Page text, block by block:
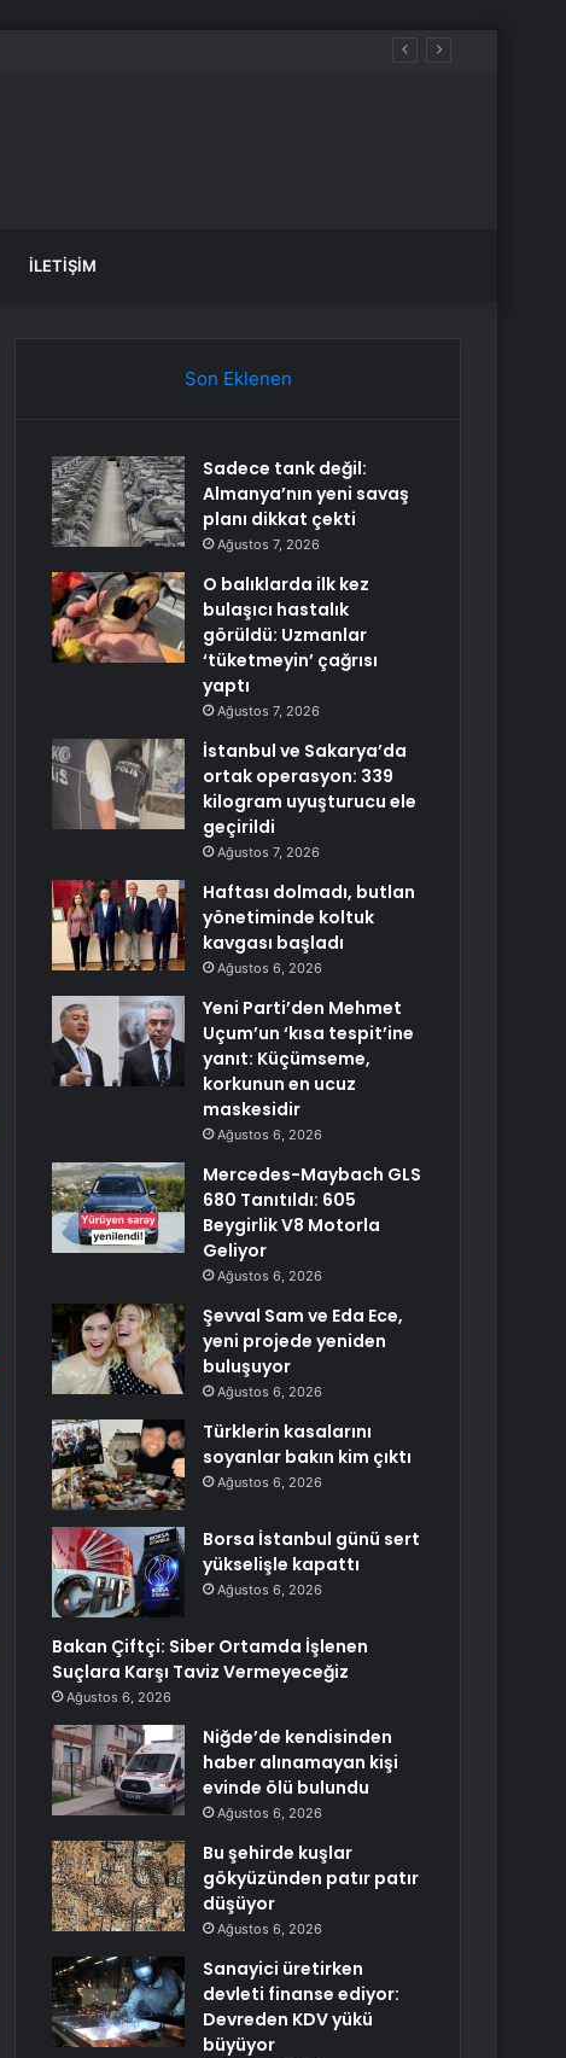
İLETIŞIM
Son Eklenen
Sadece tank değil:
Almanya’nın yeni savaş
planı dikkat çekti
Ağustos 7, 2026
O balıklarda ilk kez
bulaşıcı hastalık
görüldü: Uzmanlar
‘tüketmeyin’ çağrısı
yaptı
Ağustos 7, 2026
İstanbul ve Sakarya’da
ortak operasyon: 339
kilogram uyuşturucu ele
geçirildi
Ağustos 7, 2026
Haftası dolmadı, butlan
yönetiminde koltuk
kavgası başladı
Ağustos 6, 2026
Yeni Parti’den Mehmet
Uçum’un ‘kısa tespit’ine
yanıt: Küçümseme,
korkunun en ucuz
maskesidir
Ağustos 6, 2026
Mercedes-Maybach GLS
680 Tanıtıldı: 605
Beygirlik V8 Motorla
Geliyor
Ağustos 6, 2026
Şevval Sam ve Eda Ece,
yeni projede yeniden
buluşuyor
Ağustos 6, 2026
Türklerin kasalarını
soyanlar bakın kim çıktı
Ağustos 6, 2026
Borsa İstanbul günü sert
yükselişle kapattı
Ağustos 6, 2026
Bakan Çiftçi: Siber Ortamda İşlenen
Suçlara Karşı Taviz Vermeyeceğiz
Ağustos 6, 2026
Niğde’de kendisinden
haber alınamayan kişi
evinde ölü bulundu
Ağustos 6, 2026
Bu şehirde kuşlar
gökyüzünden patır patır
düşüyor
Ağustos 6, 2026
Sanayici üretirken
devleti finanse ediyor:
Devreden KDV yükü
büyüyor